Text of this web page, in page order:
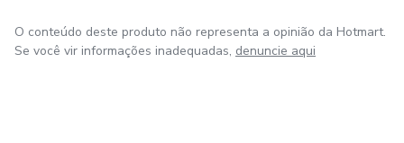
O conteúdo deste produto não representa a opinião da Hotmart.
Se você vir informações inadequadas, denuncie aqui